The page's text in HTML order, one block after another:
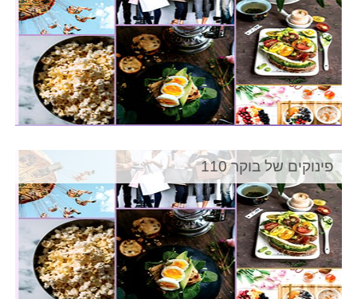
פינוקים של בוקר 110